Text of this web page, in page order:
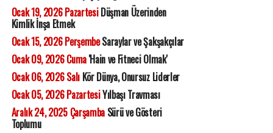
Ocak 19, 2026 PazartesiDüşman Üzerinden
Kimlik İnşa Etmek
Ocak 15, 2026 PerşembeSaraylar ve Şakşakçılar
Ocak 09, 2026 Cuma'Hain ve Fitneci Olmak'
Ocak 06, 2026 SalıKör Dünya, Onursuz Liderler
Ocak 05, 2026 PazartesiYılbaşı Travması
Aralık 24, 2025 ÇarşambaSürü ve Gösteri
Toplumu